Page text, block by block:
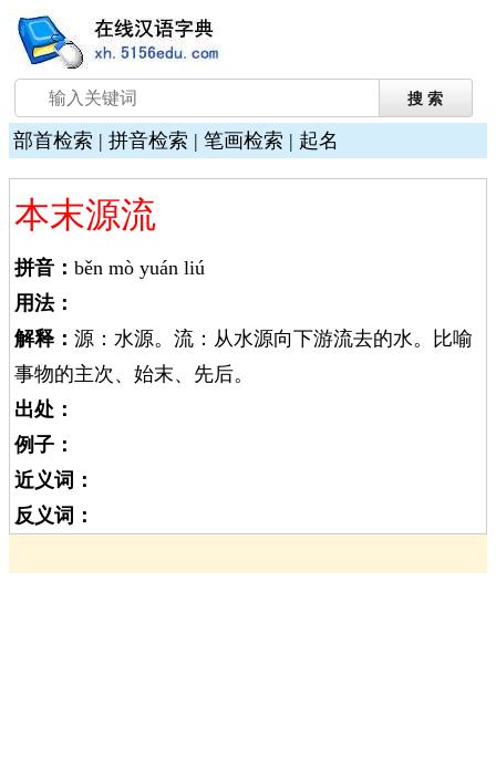
部首检索 | 拼音检索 | 笔画检索 | 起名
本末源流
拼音： běn mò yuán liú
用法：
解释： 源：水源。流：从水源向下游流去的水。比喻
事物的主次、始末、先后。
出处：
例子：
近义词：
反义词：